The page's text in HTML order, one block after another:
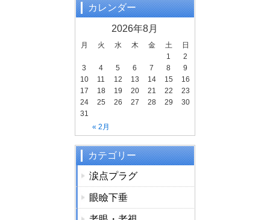
カレンダー
2026年8月
月 火 水 木 金 土 日
« 2月
1
2
3
4 5 6 7 8
9
10
11 12 13 14 15
16
17
18 19 20 21 22
23
24
25 26 27 28 29
30
31
カテゴリー
涙点プラグ
眼瞼下垂